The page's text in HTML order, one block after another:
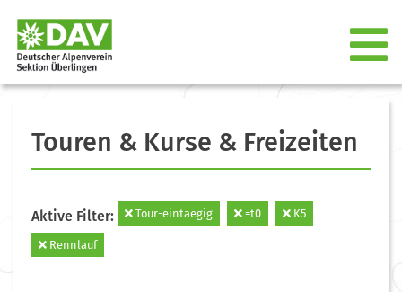
Touren & Kurse & Freizeiten
Aktive Filter: Tour-eintaegig =t0 K5
Rennlauf